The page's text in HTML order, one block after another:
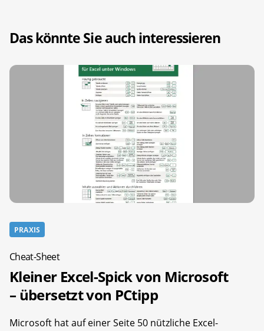
Das könnte Sie auch interessieren
PRAXIS
Cheat-Sheet
Kleiner Excel-Spick von Microsoft
– übersetzt von PCtipp
Microsoft hat auf einer Seite 50 nützliche Excel-